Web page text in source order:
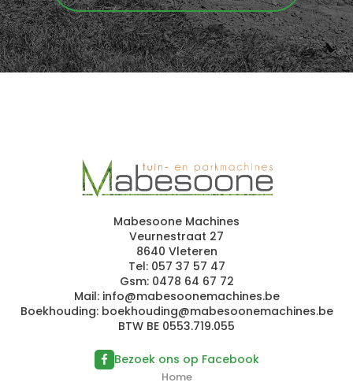
Mabesoone Machines
Veurnestraat 27
8640 Vleteren
Tel: 057 37 57 47
Gsm: 0478 64 67 72
Mail: info@mabesoonemachines.be
Boekhouding: boekhouding@mabesoonemachines.be
BTW BE 0553.719.055
Bezoek ons op Facebook
Home